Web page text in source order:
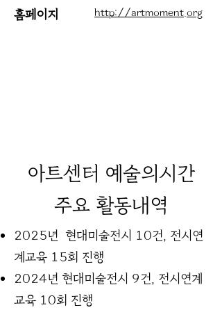
​홈페이지
http://artmoment.org
아트센터 예술의시간
주요 활동내역
2025년 현대미술전시 10건, 전시연
계교육 15회 진행
2024년 현대미술전시 9건, 전시연계
교육 10회 진행